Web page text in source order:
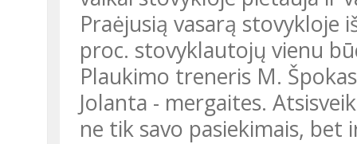
Praėjusią vasarą stovykloje
proc. stovyklautojų vienu
Plaukimo treneris M.
Jolanta - mergaites.
ne tik savo pasiekimais, bet